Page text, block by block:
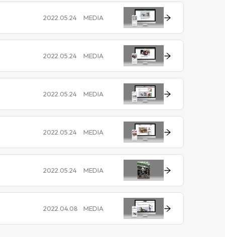
2022.05.24 MEDIA
2022.05.24 MEDIA
2022.05.24 MEDIA
2022.05.24 MEDIA
2022.05.24 MEDIA
2022.04.08 MEDIA